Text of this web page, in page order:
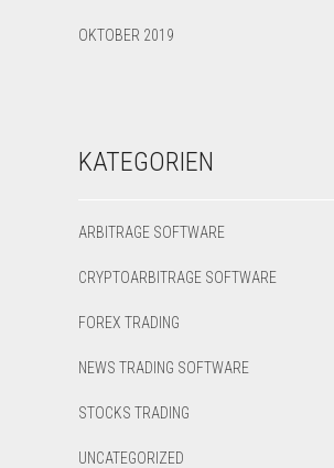
OKTOBER 2019
KATEGORIEN
ARBITRAGE SOFTWARE
CRYPTOARBITRAGE SOFTWARE
FOREX TRADING
NEWS TRADING SOFTWARE
STOCKS TRADING
UNCATEGORIZED